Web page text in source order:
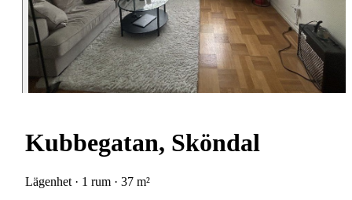
Kubbegatan, Sköndal
Lägenhet · 1 rum · 37 m²